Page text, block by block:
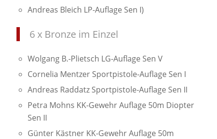
Andreas Bleich LP-Auflage Sen I)
6 x Bronze im Einzel
Wolgang B.-Plietsch LG-Auflage Sen V
Cornelia Mentzer Sportpistole-Auflage Sen I
Andreas Raddatz Sportpistole-Auflage Sen II
Petra Mohns KK-Gewehr Auflage 50m Diopter
Sen II
Günter Kästner KK-Gewehr Auflage 50m